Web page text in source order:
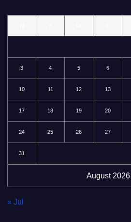
August 2026
3 4 5 6
10 11 12 13
17 18 19 20
24 25 26 27
31
« Jul